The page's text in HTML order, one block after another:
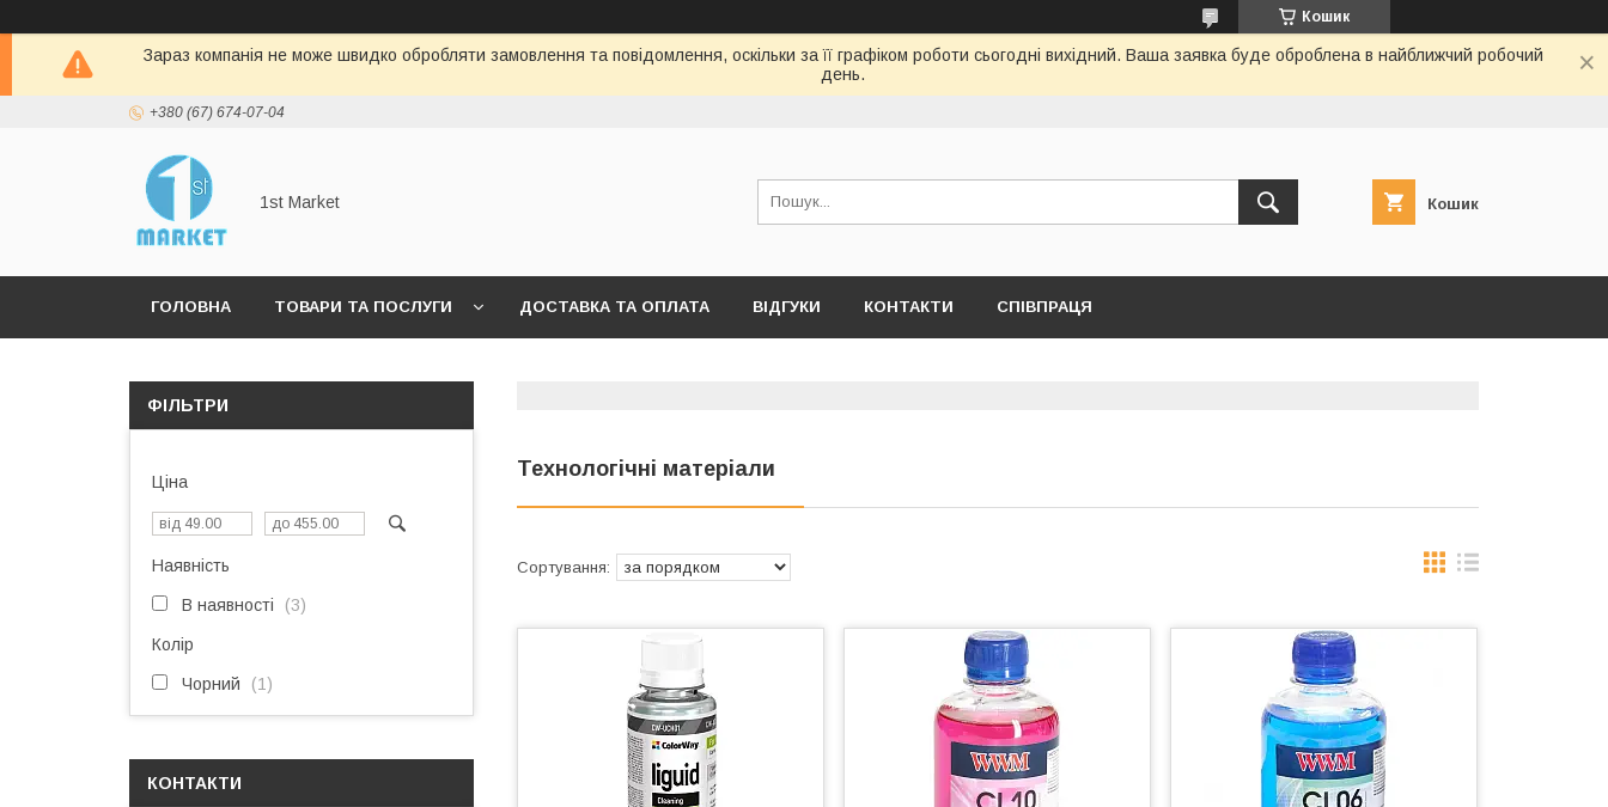
Кошик
Зараз компанія не може швидко обробляти замовлення та повідомлення, оскільки за її графіком роботи сьогодні вихідний. Ваша заявка буде оброблена в найближчий робочий
день.
+380 (67) 674-07-04
1st Market Кошик
ГОЛОВНА ТОВАРИ ТА ПОСЛУГИ ДОСТАВКА ТА ОПЛАТА ВІДГУКИ КОНТАКТИ СПІВПРАЦЯ
Технологічні матеріали
ФІЛЬТРИ
Ціна
Наявність
В наявності 3
Колір
Чорний 1
КОНТАКТИ